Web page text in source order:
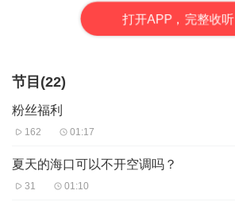
打开APP，完整收听
节目(22)
粉丝福利
162 01:17
夏天的海口可以不开空调吗？
31 01:10